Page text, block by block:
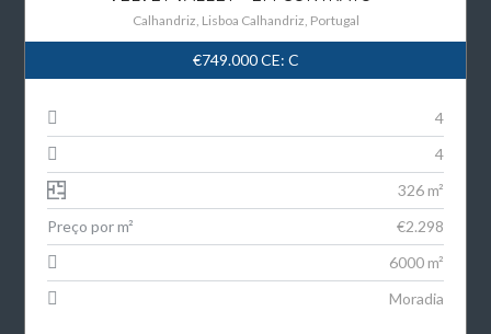
Calhandriz, Lisboa Calhandriz, Portugal
€749.000CE: C
4
4
326 m²
Preço por m²
€2.298
6000 m²
Moradia